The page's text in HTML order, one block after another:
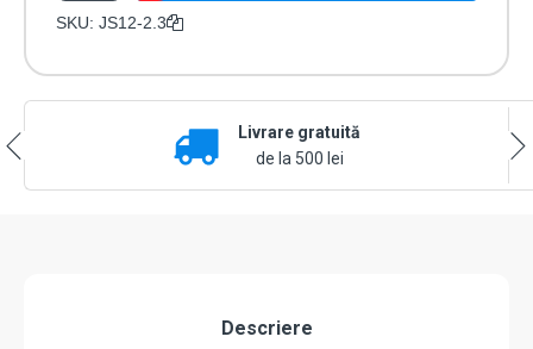
AGM
SKU: JS12-2.3
Livrare gratuită
de la 500 lei
Descriere